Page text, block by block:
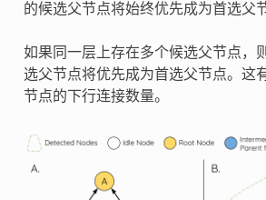
的候选父节点将始终优先成为首选父
如果同一层上存在多个候选父节点，
选父节点将优先成为首选父节点。这
节点的下行连接数量。